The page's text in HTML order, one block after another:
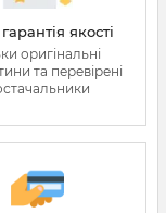
якості
оригінальні
та перевірені